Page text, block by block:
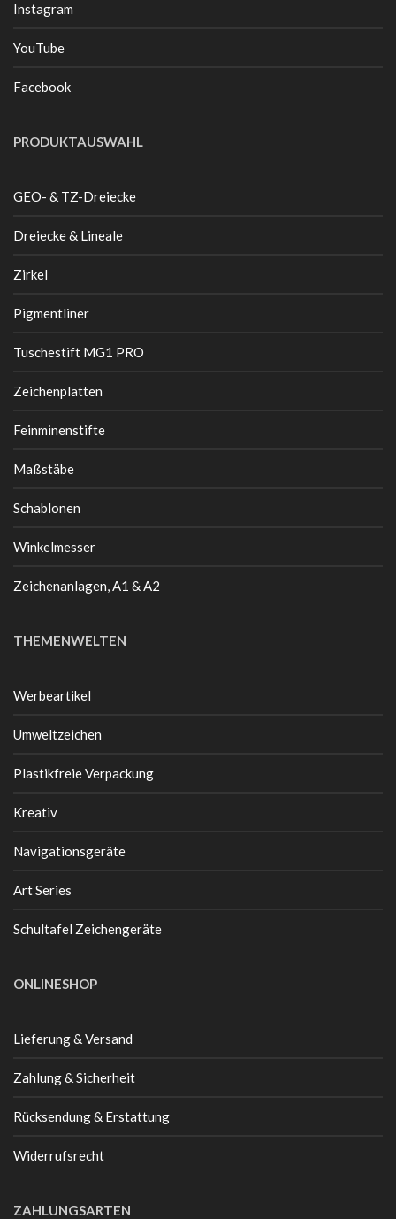
Instagram
YouTube
Facebook
PRODUKTAUSWAHL
GEO- & TZ-Dreiecke
Dreiecke & Lineale
Zirkel
Pigmentliner
Tuschestift MG1 PRO
Zeichenplatten
Feinminenstifte
Maßstäbe
Schablonen
Winkelmesser
Zeichenanlagen, A1 & A2
THEMENWELTEN
Werbeartikel
Umweltzeichen
Plastikfreie Verpackung
Kreativ
Navigationsgeräte
Art Series
Schultafel Zeichengeräte
ONLINESHOP
Lieferung & Versand
Zahlung & Sicherheit
Rücksendung & Erstattung
Widerrufsrecht
ZAHLUNGSARTEN